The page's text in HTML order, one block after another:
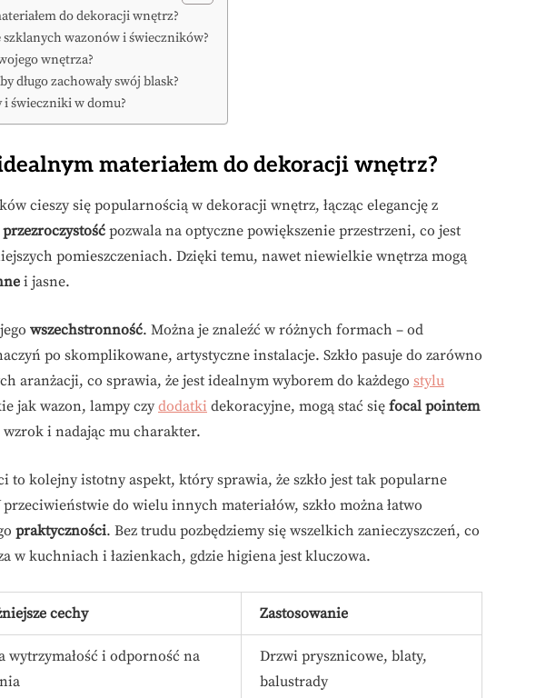
do dekoracji wnętrz?
szklanych wazonów i świeczników?
wnętrza?
długo zachowały swój blask?
świeczniki w domu?
materiałem do dekoracji wnętrz?
cieszy się popularnością w dekoracji wnętrz, łącząc elegancję z
przezroczystość pozwala na optyczne powiększenie przestrzeni, co jest
pomieszczeniach. Dzięki temu, nawet niewielkie wnętrza mogą
i jasne.
wszechstronność. Można je znaleźć w różnych formach – od
po skomplikowane, artystyczne instalacje. Szkło pasuje do zarówno
aranżacji, co sprawia, że jest idealnym wyborem do każdego stylu
jak wazon, lampy czydodatki dekoracyjne, mogą stać się focal pointem
i nadając mu charakter.
to kolejny istotny aspekt, który sprawia, że szkło jest tak popularne
do wielu innych materiałów, szkło można łatwo
praktyczności. Bez trudu pozbędziemy się wszelkich zanieczyszczeń, co
w kuchniach i łazienkach, gdzie higiena jest kluczowa.
cechy Zastosowanie
wytrzymałość i odporność na
Drzwi prysznicowe, blaty,
balustrady